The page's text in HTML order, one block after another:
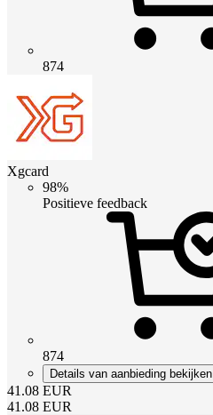
874
Xgcard
98%
Positieve feedback
874
Details van aanbieding bekijken
41.08 EUR
41.08 EUR